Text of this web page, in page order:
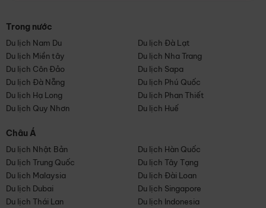
Trong nước
Du lịch Nam Du
Du lịch Đà Lạt
Du lịch Miền tây
Du lịch Nha Trang
Du lịch Côn Đảo
Du lịch Sapa
Du lịch Đà Nẵng
Du lịch Phú Quốc
Du lịch Hạ Long
Du lịch Phan Thiết
Du lịch Quy Nhơn
Du lịch Huế
Châu Á
Du lịch Nhật Bản
Du lịch Hàn Quốc
Du lịch Trung Quốc
Du lịch Tây Tạng
Du lịch Malaysia
Du lịch Đài Loan
Du lịch Dubai
Du lịch Singapore
Du lịch Thái Lan
Du lịch Indonesia